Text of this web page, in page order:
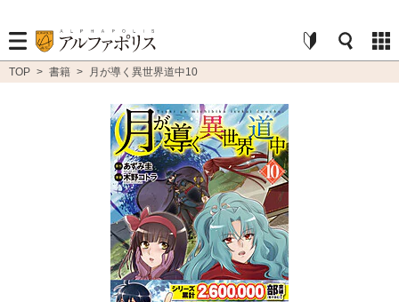
TOP > 書籍 > 月が導く異世界道中10